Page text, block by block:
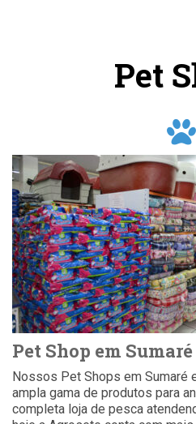
Pet
Pet Shop em Sumaré
Nossos Pet Shops em Sumaré
ampla gama de produtos para
completa loja de pesca